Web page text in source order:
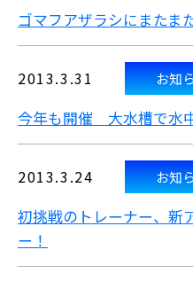
ゴマフアザラシにまたま
2013.3.31 お知
今年も開催 大水槽で水
2013.3.24 お知
初挑戦のトレーナー、新
ー！